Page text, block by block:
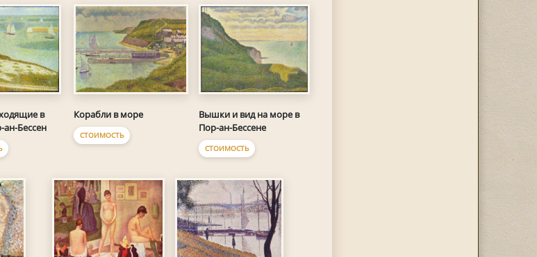
в
ан-Бессен
Корабли в море
СТОИМОСТЬ
Вышки и вид на море в
Пор-ан-Бессене
СТОИМОСТЬ